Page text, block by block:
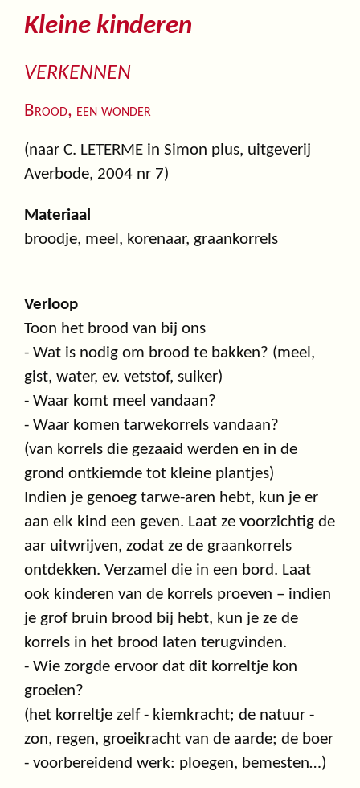
Kleine kinderen
VERKENNEN
Brood, een wonder
(naar C. LETERME in Simon plus, uitgeverij
Averbode, 2004 nr 7)
Materiaal
broodje, meel, korenaar, graankorrels
Verloop
Toon het brood van bij ons
- Wat is nodig om brood te bakken? (meel,
gist, water, ev. vetstof, suiker)
- Waar komt meel vandaan?
- Waar komen tarwekorrels vandaan?
(van korrels die gezaaid werden en in de
grond ontkiemde tot kleine plantjes)
Indien je genoeg tarwe-aren hebt, kun je er
aan elk kind een geven. Laat ze voorzichtig de
aar uitwrijven, zodat ze de graankorrels
ontdekken. Verzamel die in een bord. Laat
ook kinderen van de korrels proeven – indien
je grof bruin brood bij hebt, kun je ze de
korrels in het brood laten terugvinden.
- Wie zorgde ervoor dat dit korreltje kon
groeien?
(het korreltje zelf - kiemkracht; de natuur -
zon, regen, groeikracht van de aarde; de boer
- voorbereidend werk: ploegen, bemesten…)